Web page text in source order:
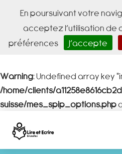
En poursuivant votre
acceptez l’utilisation de
préférences
J’accepte
Warning: Undefined array key
/home/clients/
suisse/mes_spip_options.php